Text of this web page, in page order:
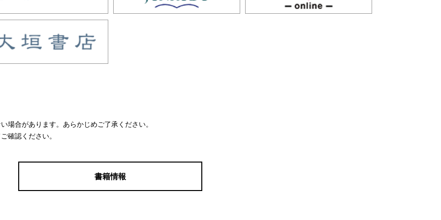
合があります。あらかじめご了承ください。
確認ください。
書籍情報